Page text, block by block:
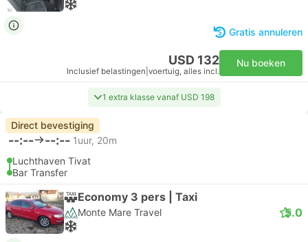
Gratis annuleren
USD 132
Inclusief belastingen voertuig, alles incl.
Nu boeken
1 extra klasse vanaf USD 198
Direct bevestiging
--:-- --:-- 1uur, 20m
Luchthaven Tivat
Bar Transfer
Economy 3 pers | Taxi
Monte Mare Travel 5.0